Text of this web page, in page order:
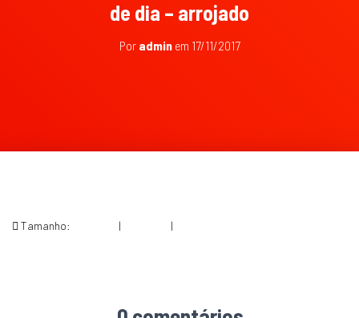
de dia – arrojado
Por adminem 17/11/2017
Tamanho: | |